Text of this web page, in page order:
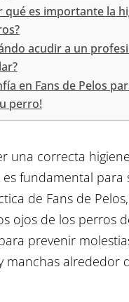
qué es importante la
acudir a un
en Fans de Pelos
perro!
una correcta
fundamental para
de Fans de
ojos de los perros
prevenir
manchas alrededor